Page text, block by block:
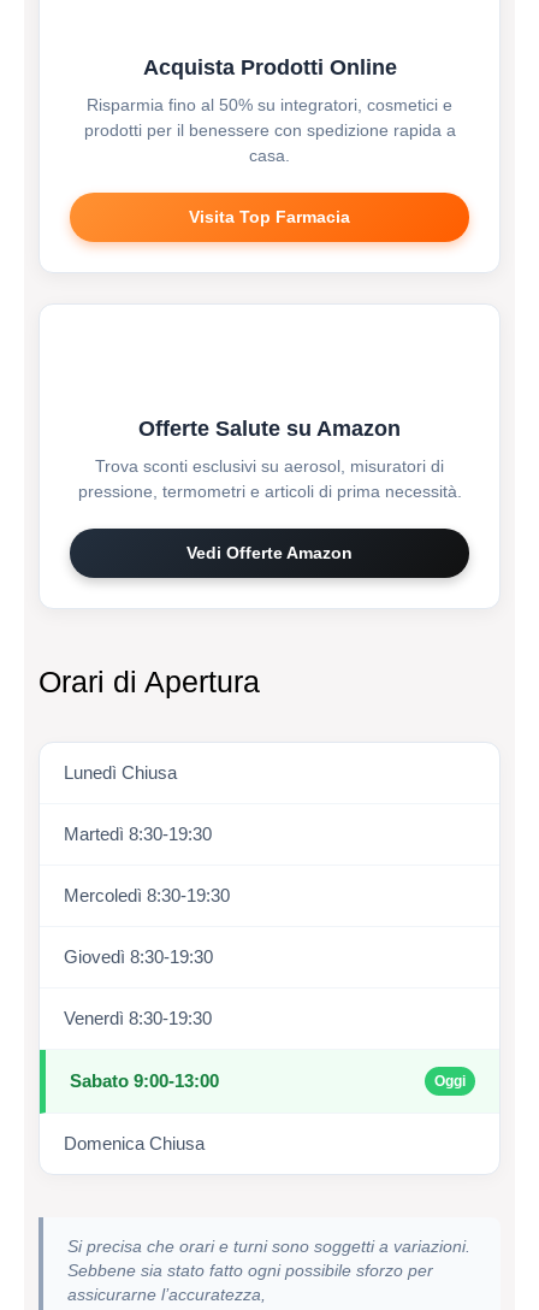
Acquista Prodotti Online
Risparmia fino al 50% su integratori, cosmetici e
prodotti per il benessere con spedizione rapida a
casa.
Visita Top Farmacia
Offerte Salute su Amazon
Trova sconti esclusivi su aerosol, misuratori di
pressione, termometri e articoli di prima necessità.
Vedi Offerte Amazon
Orari di Apertura
Lunedì Chiusa
Martedì 8:30-19:30
Mercoledì 8:30-19:30
Giovedì 8:30-19:30
Venerdì 8:30-19:30
Sabato 9:00-13:00 Oggi
Domenica Chiusa
Si precisa che orari e turni sono soggetti a variazioni.
Sebbene sia stato fatto ogni possibile sforzo per
assicurarne l’accuratezza,